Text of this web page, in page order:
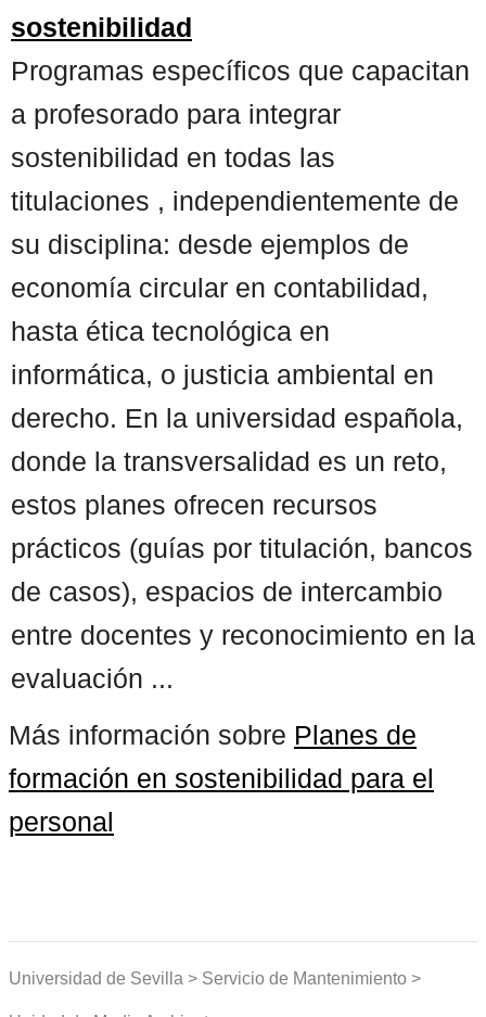
sostenibilidad
Programas específicos que capacitan
a profesorado para integrar
sostenibilidad en todas las
titulaciones , independientemente de
su disciplina: desde ejemplos de
economía circular en contabilidad,
hasta ética tecnológica en
informática, o justicia ambiental en
derecho. En la universidad española,
donde la transversalidad es un reto,
estos planes ofrecen recursos
prácticos (guías por titulación, bancos
de casos), espacios de intercambio
entre docentes y reconocimiento en la
evaluación ...
Más información sobre Planes de
formación en sostenibilidad para el
personal
Universidad de Sevilla > Servicio de Mantenimiento >